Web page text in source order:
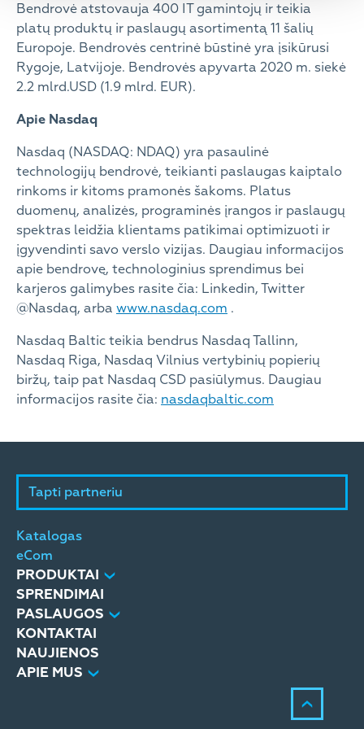
Bendrovė atstovauja 400 IT gamintojų ir teikia
platų produktų ir paslaugų asortimentą 11 šalių
Europoje. Bendrovės centrinė būstinė yra įsikūrusi
Rygoje, Latvijoje. Bendrovės apyvarta 2020 m. siekė
2.2 mlrd.USD (1.9 mlrd. EUR).
Apie Nasdaq
Nasdaq (NASDAQ: NDAQ) yra pasaulinė
technologijų bendrovė, teikianti paslaugas kaiptalo
rinkoms ir kitoms pramonės šakoms. Platus
duomenų, analizės, programinės įrangos ir paslaugų
spektras leidžia klientams patikimai optimizuoti ir
įgyvendinti savo verslo vizijas. Daugiau informacijos
apie bendrovę, technologinius sprendimus bei
karjeros galimybes rasite čia: Linkedin, Twitter
@Nasdaq, arba www.nasdaq.com .
Nasdaq Baltic teikia bendrus Nasdaq Tallinn,
Nasdaq Riga, Nasdaq Vilnius vertybinių popierių
biržų, taip pat Nasdaq CSD pasiūlymus. Daugiau
informacijos rasite čia: nasdaqbaltic.com
Tapti partneriu
Katalogas
eCom
PRODUKTAI
SPRENDIMAI
PASLAUGOS
KONTAKTAI
NAUJIENOS
APIE MUS